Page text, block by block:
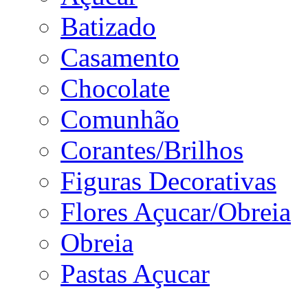
Batizado
Casamento
Chocolate
Comunhão
Corantes/Brilhos
Figuras Decorativas
Flores Açucar/Obreia
Obreia
Pastas Açucar